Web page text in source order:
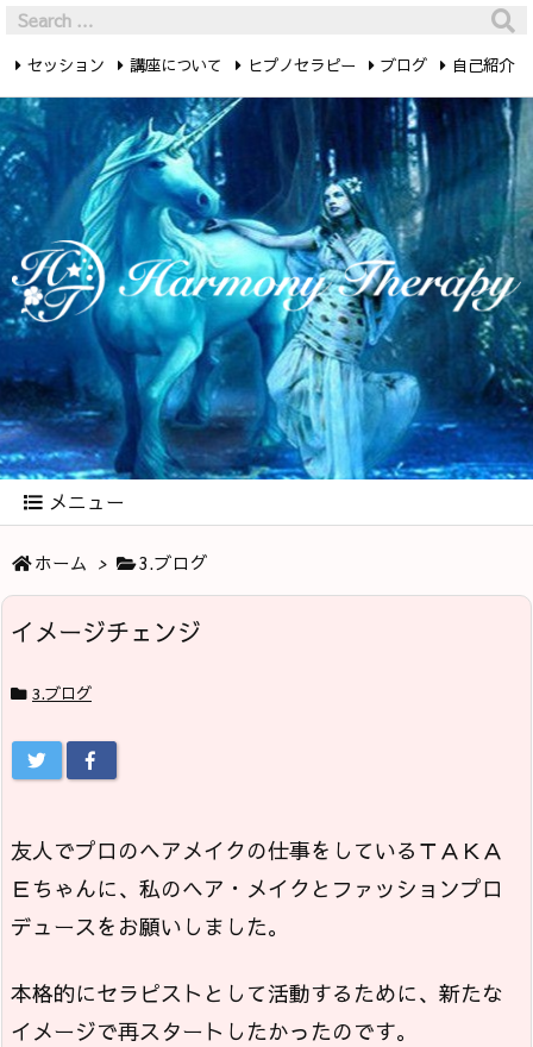
メニュー
セッション 講座について ヒプノセラピー ブログ 自己紹介
最新記事 お問い合わせ
ホーム > 3.ブログ
イメージチェンジ
3.ブログ
友人でプロのヘアメイクの仕事をしているＴＡＫＡ
Ｅちゃんに、私のヘア・メイクとファッションプロ
デュースをお願いしました。
本格的にセラピストとして活動するために、新たな
イメージで再スタートしたかったのです。